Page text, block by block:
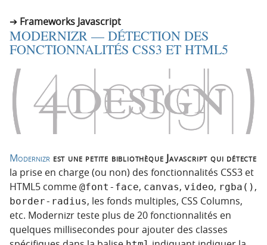
Frameworks Javascript
MODERNIZR — DÉTECTION DES
FONCTIONNALITÉS CSS3 ET HTML5
Modernizr est une petite bibliothèque Javascript qui détecte
la prise en charge (ou non) des fonctionnalités CSS3 et
HTML5 comme @font-face, canvas, video, rgba() ,
border-radius, les fonds multiples, CSS Columns,
etc. Modernizr teste plus de 20 fonctionnalités en
quelques millisecondes pour ajouter des classes